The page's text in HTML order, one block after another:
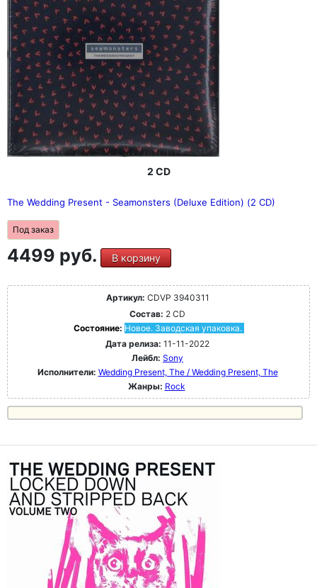
2 CD
The Wedding Present - Seamonsters (Deluxe Edition) (2 CD)
Под заказ
4499 руб. В корзину
Артикул: CDVP 3940311
Состав: 2 CD
Состояние: Новое. Заводская упаковка.
Дата релиза: 11-11-2022
Лейбл: Sony
Исполнители: Wedding Present, The / Wedding Present, The
Жанры: Rock